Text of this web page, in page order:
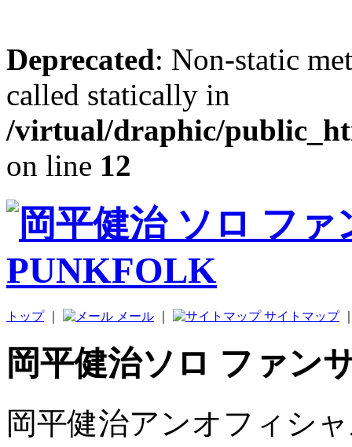
Deprecated: Non-static
called statically in
/virtual/draphic/
on line 12
トップ｜ メール サイトマップ
岡平健治ソロ ファン
岡平健治アンオフィシ